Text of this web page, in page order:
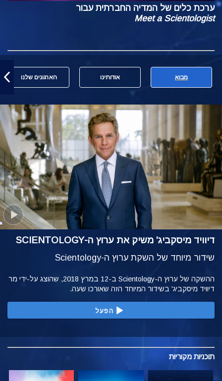
ערכת כלים של המדיה החברתית עבור
Meet a Scientologist
מבוא אודותינו הארגונים שלנו
דיוויד מיסקביג' משיק את ערוץ ה-SCIENTOLOGY
שידור מיוחד של השקת ערוץ ה-Scientology
ההשקה של ערוץ ה-Scientology ב-12 במרץ 2018, שהוצג על-ידי מר
דיוויד מיסקביג' בשידור המיוחד הזה שאורכו שעה.
הפעל
תוכניות מקוריות